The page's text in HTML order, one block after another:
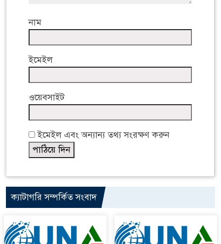
নাম
ইমেইল
ওয়েবসাইট
ইমেইল এবং অন্যান্য তথ্য সংরক্ষণ করুন
ক্যাটাগরি সম্পর্কিত সংবাদ